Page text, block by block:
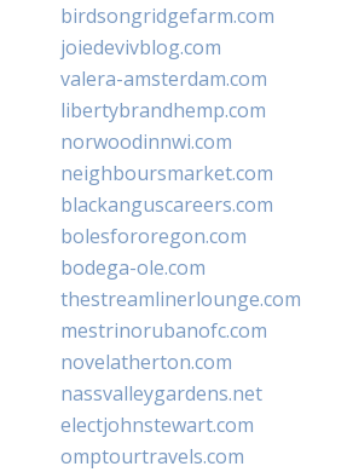
birdsongridgefarm.com
joiedevivblog.com
valera-amsterdam.com
libertybrandhemp.com
norwoodinnwi.com
neighboursmarket.com
blackanguscareers.com
bolesfororegon.com
bodega-ole.com
thestreamlinerlounge.com
mestrinorubanofc.com
novelatherton.com
nassvalleygardens.net
electjohnstewart.com
omptourtravels.com